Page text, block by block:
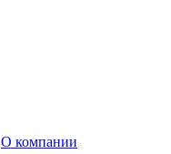
О компании